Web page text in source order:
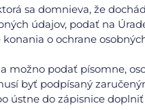
sa domnieva, že
údajov, podať na
konania o ochrane
možno podať písomne,
byť podpísaný
ústne do zápisnice